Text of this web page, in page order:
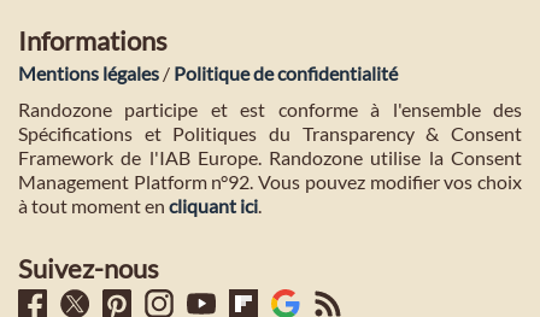
Informations
Mentions légales / Politique de confidentialité
Randozone participe et est conforme à l'ensemble des
Spécifications et Politiques du Transparency & Consent
Framework de l'IAB Europe. Randozone utilise la Consent
Management Platform n°92. Vous pouvez modifier vos choix
à tout moment en cliquant ici.
Suivez-nous